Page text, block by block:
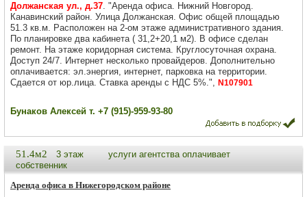
Должанская ул., д.37. "Аренда офиса. Нижний Новгород.
Канавинский район. Улица Должанская. Офис общей площадью
51.3 кв.м. Расположен на 2-ом этаже административного здания.
По планировке два кабинета ( 31,2+20,1 м2). В офисе сделан
ремонт. На этаже коридорная система. Круглосуточная охрана.
Доступ 24/7. Интернет несколько провайдеров. Дополнительно
оплачивается: эл.энергия, интернет, парковка на территории.
Сдается от юр.лица. Ставка аренды с НДС 5%.", N107901
Бунаков Алексей т. +7 (915)-959-93-80
51.4м2 3 этаж
услуги агентства оплачивает
собственник
Аренда офиса в Нижегородском районе